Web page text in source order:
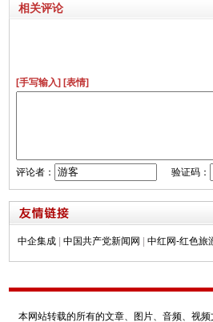
相关评论
[手写输入] [表情]
评论者： 验证码：
中企集成 中国共产党新闻网 中红网-红色旅
本网站转载的所有的文章、图片、音频、视